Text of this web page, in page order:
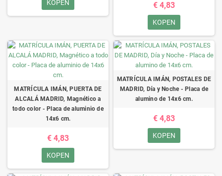
KOPEN € 4,83
KOPEN
MATRÍCULA IMÁN, PUERTA DE
ALCALÁ MADRID, Magnético a
todo color - Placa de aluminio de
14x6 cm.
€ 4,83
KOPEN
MATRÍCULA IMÁN, POSTALES DE
MADRID, Día y Noche - Placa de
alumino de 14x6 cm.
€ 4,83
KOPEN